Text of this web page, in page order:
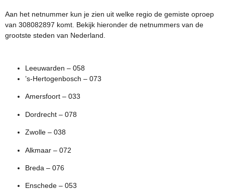
Aan het netnummer kun je zien uit welke regio de gemiste oproep
van 308082897 komt. Bekijk hieronder de netnummers van de
grootste steden van Nederland.
Leeuwarden – 058
’s-Hertogenbosch – 073
Amersfoort – 033
Dordrecht – 078
Zwolle – 038
Alkmaar – 072
Breda – 076
Enschede – 053